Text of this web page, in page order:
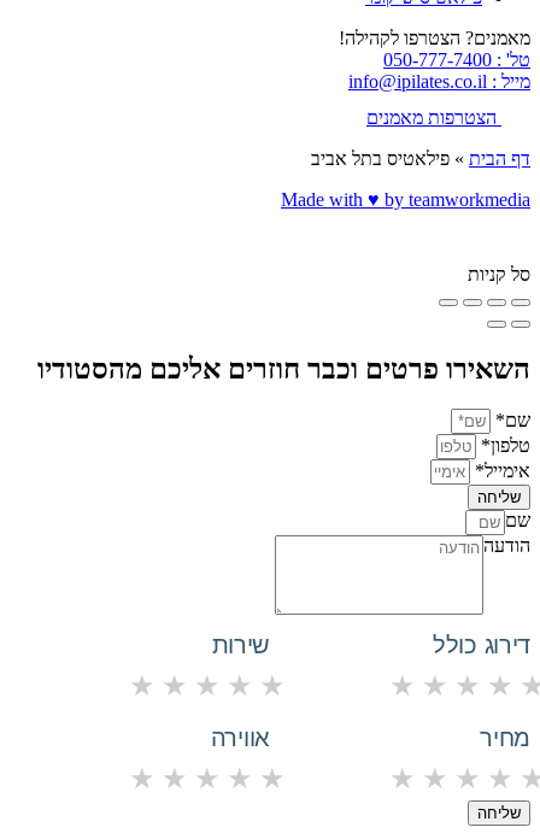
מאמנים? הצטרפו לקהילה!
טל' : 050-777-7400
מייל : info@ipilates.co.il
הצטרפות מאמנים
דף הבית » פילאטיס בתל אביב
Made with ♥️ by teamworkmedia
סל קניות
השאירו פרטים וכבר חוזרים אליכם מהסטודיו
שם*
טלפון*
אימייל*
שליחה
שם
הודעה
דירוג כולל
★ ★ ★ ★
שירות
★ ★ ★ ★ ★
מחיר
★ ★ ★ ★
אווירה
★ ★ ★ ★ ★
שליחה